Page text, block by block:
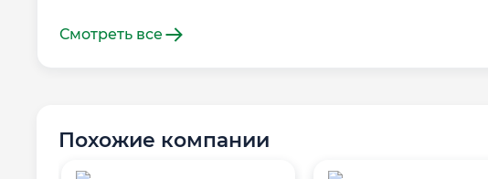
Смотреть все
Похожие компании